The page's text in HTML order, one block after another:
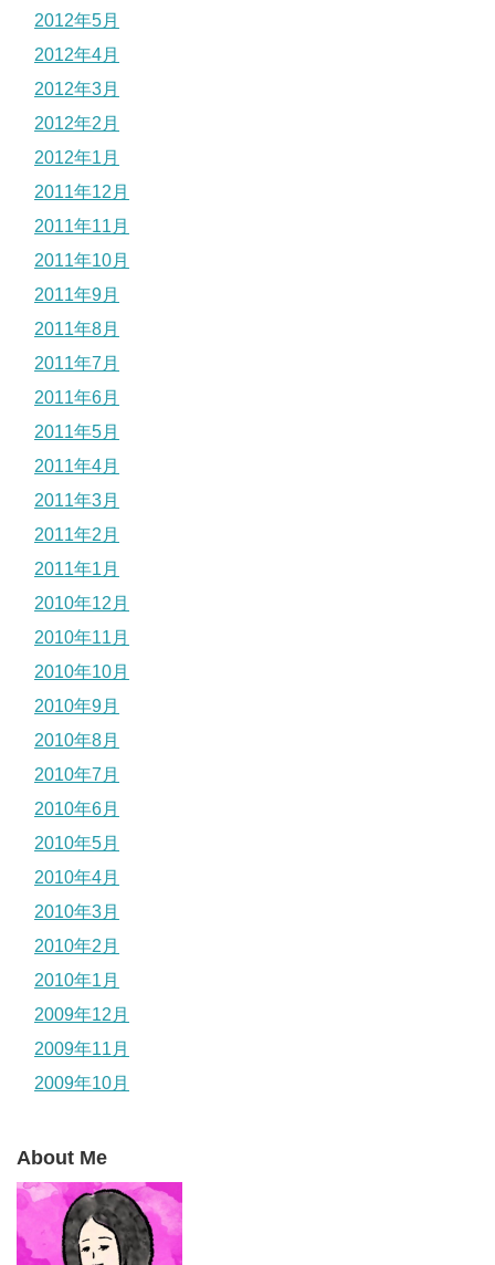
2012年5月
2012年4月
2012年3月
2012年2月
2012年1月
2011年12月
2011年11月
2011年10月
2011年9月
2011年8月
2011年7月
2011年6月
2011年5月
2011年4月
2011年3月
2011年2月
2011年1月
2010年12月
2010年11月
2010年10月
2010年9月
2010年8月
2010年7月
2010年6月
2010年5月
2010年4月
2010年3月
2010年2月
2010年1月
2009年12月
2009年11月
2009年10月
About Me